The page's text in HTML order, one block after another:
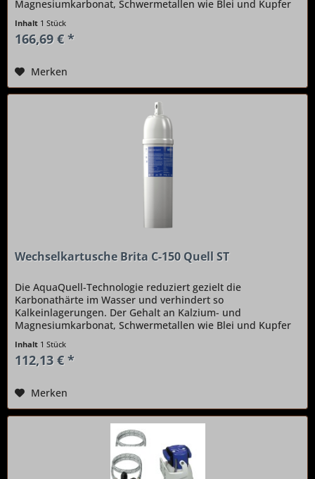
Magnesiumkarbonat, Schwermetallen wie Blei und Kupfer
Inhalt 1 Stück
166,69 € *
Merken
Wechselkartusche Brita C-150 Quell ST
Die AquaQuell-Technologie reduziert gezielt die
Karbonathärte im Wasser und verhindert so
Kalkeinlagerungen. Der Gehalt an Kalzium- und
Magnesiumkarbonat, Schwermetallen wie Blei und Kupfer
Inhalt 1 Stück
112,13 € *
Merken